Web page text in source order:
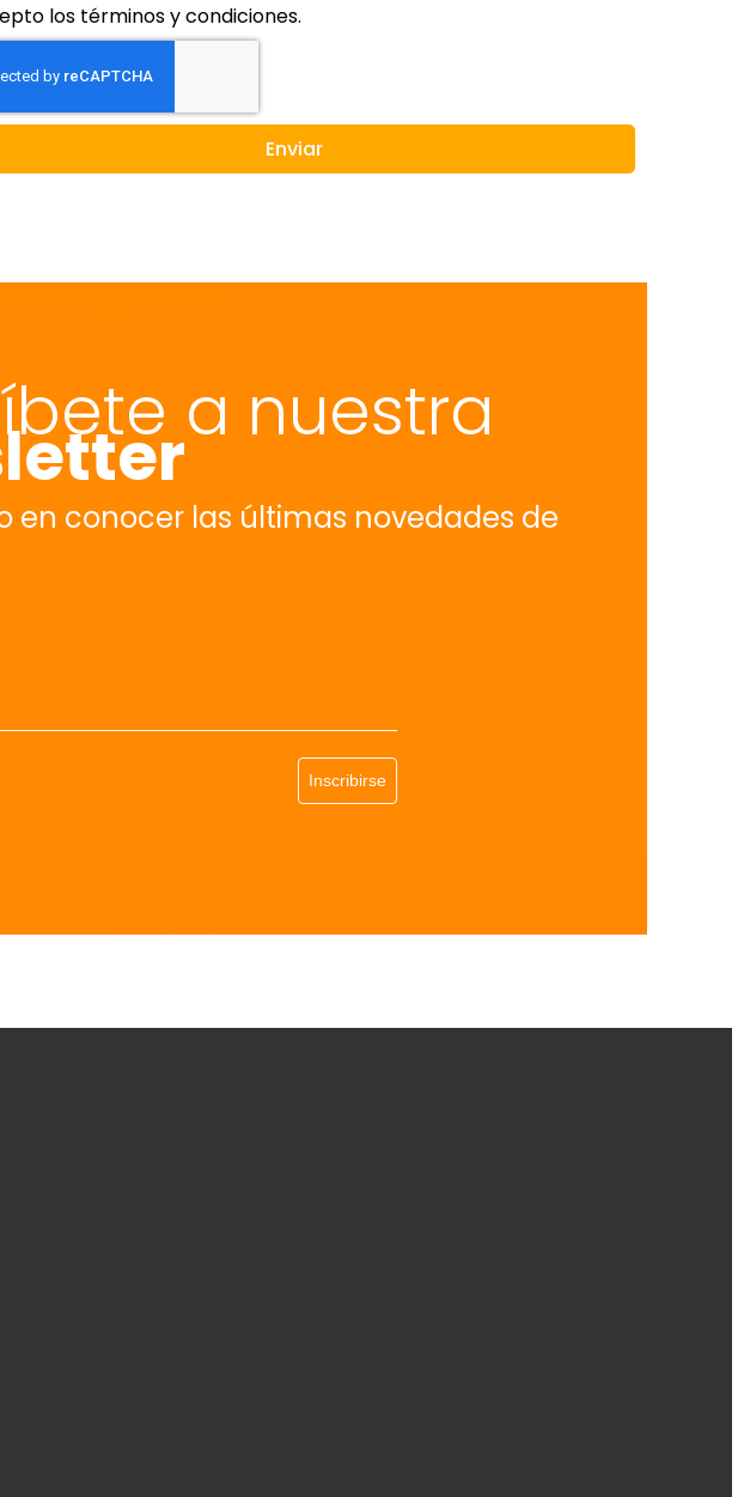
los términos y condiciones.
Enviar
a nuestra
en conocer las últimas novedades de
Inscribirse